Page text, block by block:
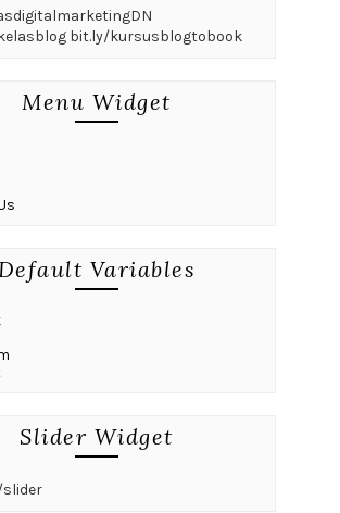
bit.ly/kursusblogtobook
Menu Widget
Variables
Slider Widget